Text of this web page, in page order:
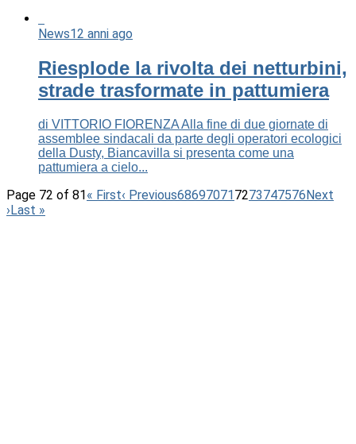
News12 anni ago
Riesplode la rivolta dei netturbini,
strade trasformate in pattumiera
di VITTORIO FIORENZA Alla fine di due giornate di
assemblee sindacali da parte degli operatori ecologici
della Dusty, Biancavilla si presenta come una
pattumiera a cielo...
Page 72 of 81« First‹ Previous686970717273747576Next
›Last »